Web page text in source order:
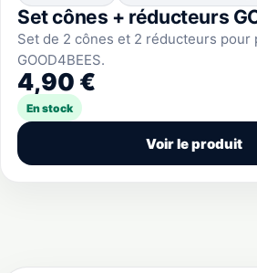
Set cônes + réducteurs
Set de 2 cônes et 2 réducteurs pour
GOOD4BEES.
4,90 €
En stock
Voir le produit